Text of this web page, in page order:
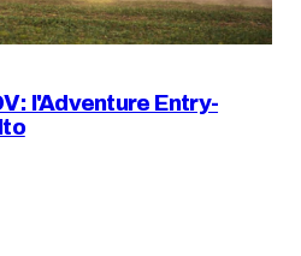
l'Adventure Entry-